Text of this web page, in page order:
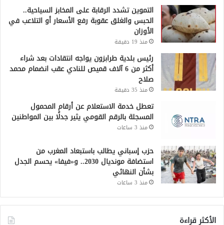
التموين تشدد الرقابة على المخابز السياحية..
الحبس والغلق عقوبة رفع الأسعار أو التلاعب في
الأوزان
منذ 19 دقيقة
رئيس بلدية طرابزون يواجه انتقادات بعد شراء
أكثر من 6 آلاف قميص للنادي عقب انضمام محمد
صلاح
منذ 35 دقيقة
تعطل خدمة الاستعلام عن أرقام المحمول
المسجلة بالرقم القومي يثير جدلًا بين المواطنين
منذ 3 ساعات
حزب إسباني يطالب باستبعاد المغرب من
استضافة مونديال 2030.. و«فيفا» يحسم الجدل
بشأن النهائي
منذ 3 ساعات
الأكثر قراءة